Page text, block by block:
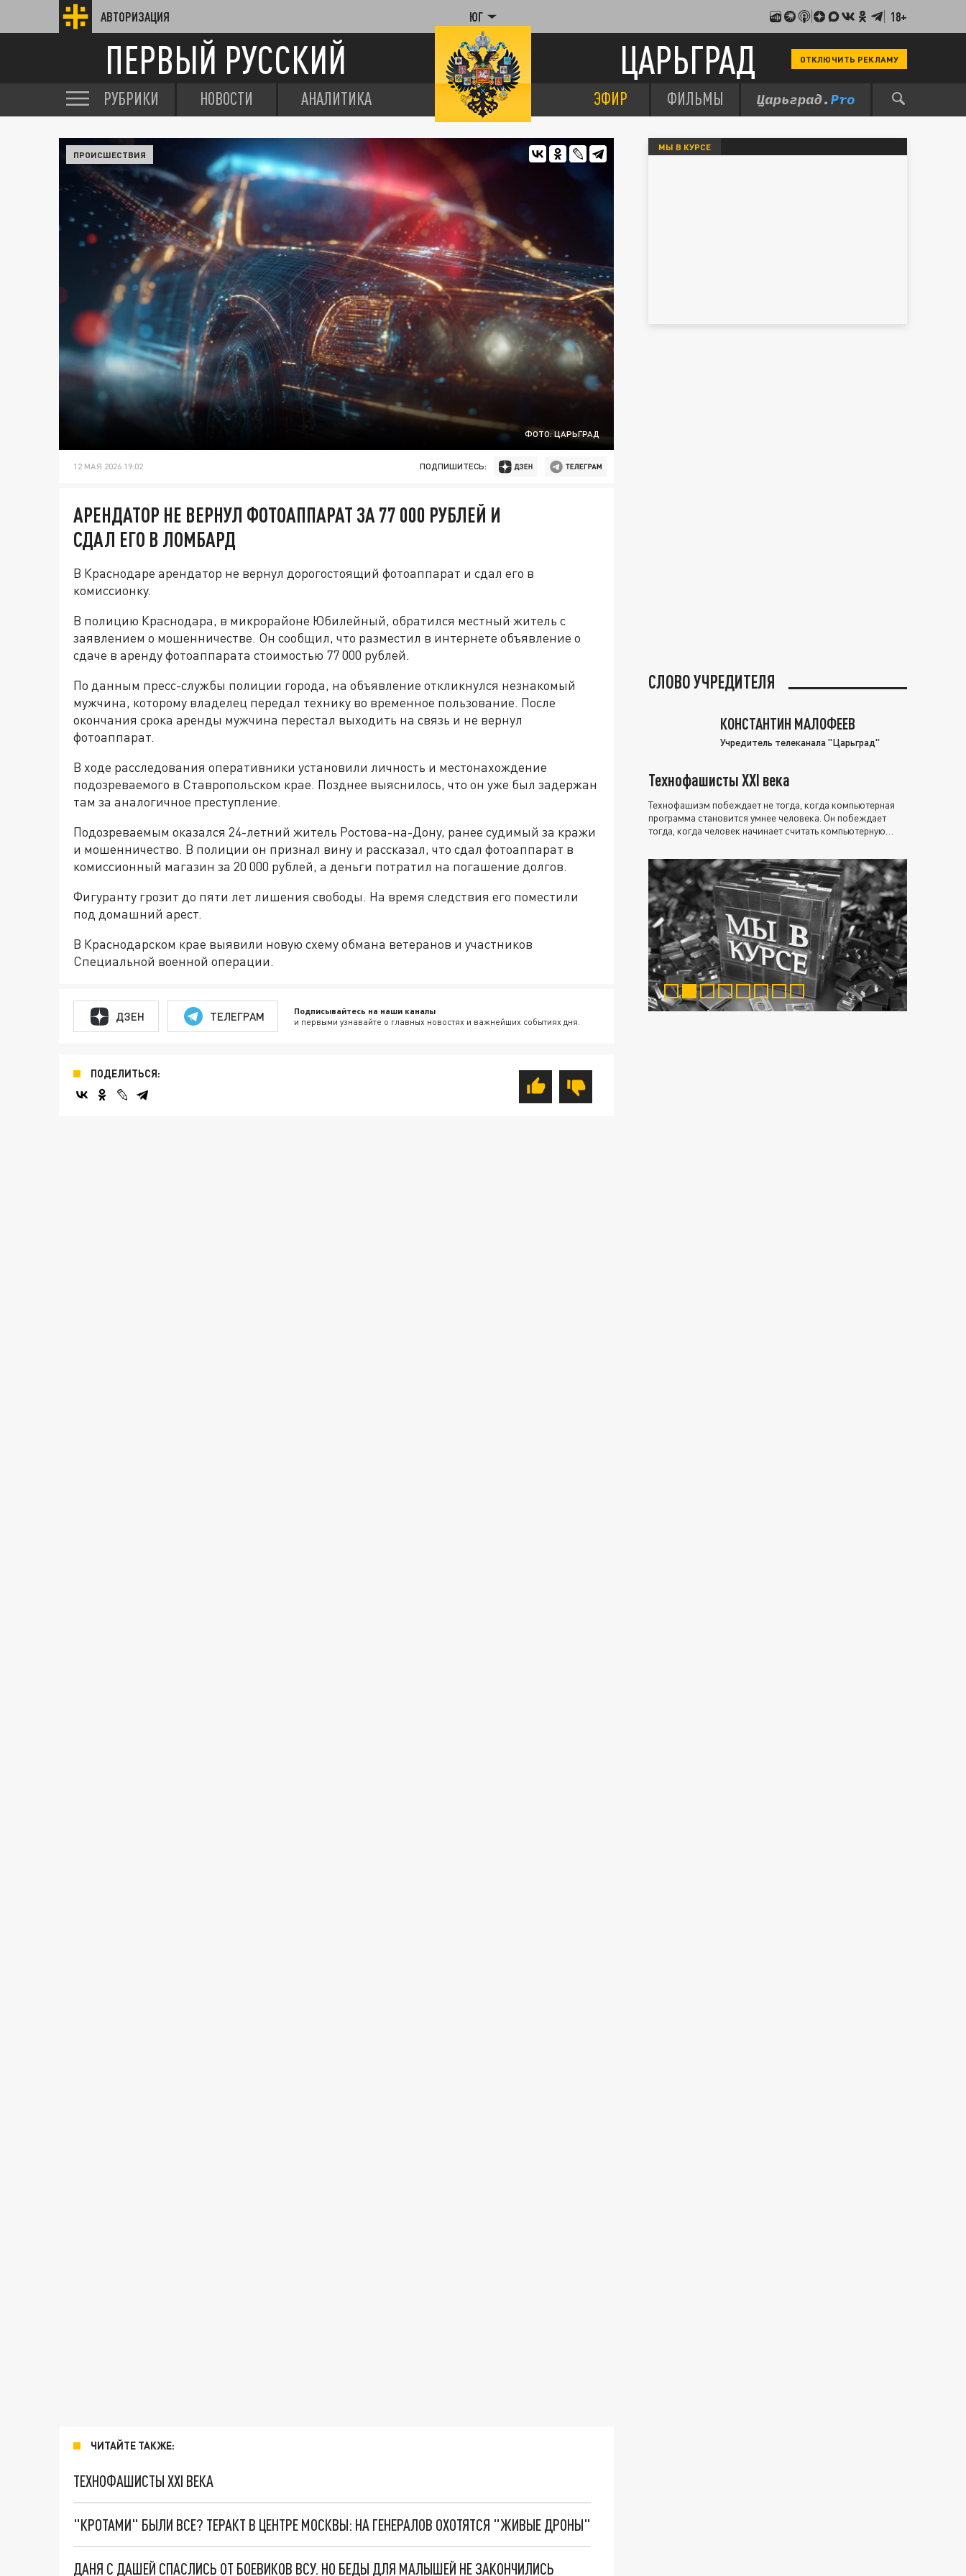
АВТОРИЗАЦИЯ ЮГ 18+
ПЕРВЫЙ РУССКИЙ ЦАРЬГРАД ОТКЛЮЧИТЬ РЕКЛАМУ
РУБРИКИ НОВОСТИ АНАЛИТИКА ЭФИР ФИЛЬМЫ
ФОТО: ЦАРЬГРАД
ПРОИСШЕСТВИЯ
12 МАЯ 2026 19:02 ПОДПИШИТЕСЬ:
АРЕНДАТОР НЕ ВЕРНУЛ ФОТОАППАРАТ ЗА 77 000 РУБЛЕЙ И
СДАЛ ЕГО В ЛОМБАРД
В Краснодаре арендатор не вернул дорогостоящий фотоаппарат и сдал его в
комиссионку.
В полицию Краснодара, в микрорайоне Юбилейный, обратился местный житель с
заявлением о мошенничестве. Он сообщил, что разместил в интернете объявление о
сдаче в аренду фотоаппарата стоимостью 77 000 рублей.
По данным пресс-службы полиции города, на объявление откликнулся незнакомый
мужчина, которому владелец передал технику во временное пользование. После
окончания срока аренды мужчина перестал выходить на связь и не вернул
фотоаппарат.
В ходе расследования оперативники установили личность и местонахождение
подозреваемого в Ставропольском крае. Позднее выяснилось, что он уже был задержан
там за аналогичное преступление.
Подозреваемым оказался 24-летний житель Ростова-на-Дону, ранее судимый за кражи
и мошенничество. В полиции он признал вину и рассказал, что сдал фотоаппарат в
комиссионный магазин за 20 000 рублей, а деньги потратил на погашение долгов.
Фигуранту грозит до пяти лет лишения свободы. На время следствия его поместили
под домашний арест.
В Краснодарском крае выявили новую схему обмана ветеранов и участников
Специальной военной операции.
ДЗЕН ТЕЛЕГРАМ Подписывайтесь на наши каналы
и первыми узнавайте о главных новостях и важнейших событиях дня.
ПОДЕЛИТЬСЯ:
ЧИТАЙТЕ ТАКЖЕ:
ТЕХНОФАШИСТЫ XXI ВЕКА
"КРОТАМИ" БЫЛИ ВСЕ? ТЕРАКТ В ЦЕНТРЕ МОСКВЫ: НА ГЕНЕРАЛОВ ОХОТЯТСЯ "ЖИВЫЕ ДРОНЫ"
ДАНЯ С ДАШЕЙ СПАСЛИСЬ ОТ БОЕВИКОВ ВСУ. НО БЕДЫ ДЛЯ МАЛЫШЕЙ НЕ ЗАКОНЧИЛИСЬ
МЫ В КУРСЕ
СЛОВО УЧРЕДИТЕЛЯ
КОНСТАНТИН МАЛОФЕЕВ
Учредитель телеканала "Царьград"
Технофашисты XXI века
Технофашизм побеждает не тогда, когда компьютерная
программа становится умнее человека. Он побеждает
тогда, когда человек начинает считать компьютерную